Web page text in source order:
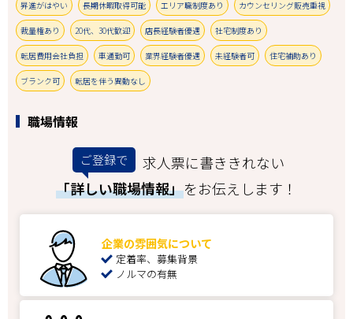
昇進がはやい 長期休暇取得可能 エリア職制度あり カウンセリング販売重視
裁量権あり 20代、30代歓迎 店長経験者優遇 社宅制度あり
転居費用会社負担 車通勤可 業界経験者優遇 未経験者可 住宅補助あり
ブランク可 転居を伴う異動なし
職場情報
ご登録で
求人票に書ききれない
「詳しい職場情報」をお伝えします！
企業の雰囲気について
定着率、募集背景
ノルマの有無